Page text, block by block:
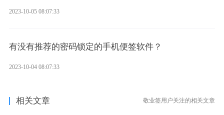
2023-10-05 08:07:33
有没有推荐的密码锁定的手机便签软件？
2023-10-04 08:07:33
相关文章 敬业签用户关注的相关文章